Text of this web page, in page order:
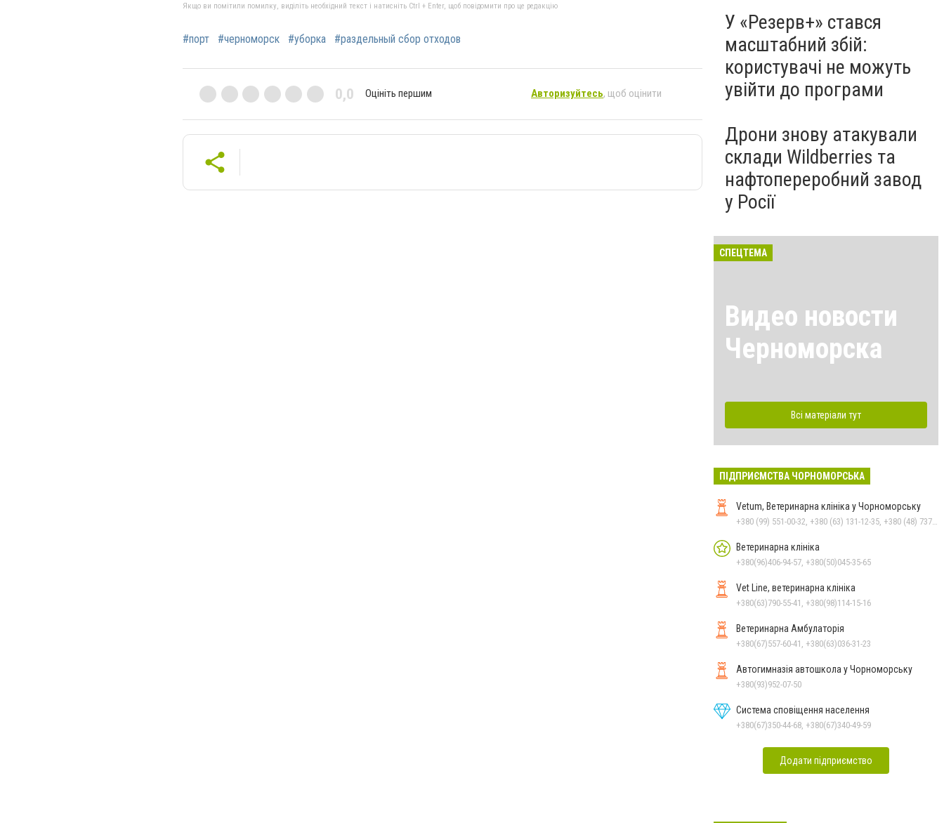
Якщо ви помітили помилку, виділіть необхідний текст і натисніть Ctrl + Enter, щоб повідомити про це редакцію
#порт #черноморск #уборка #раздельный сбор отходов
0,0 Оцініть першим Авторизуйтесь, щоб оцінити
У «Резерв+» стався
масштабний збій:
користувачі не можуть
увійти до програми
Дрони знову атакували
склади Wildberries та
нафтопереробний завод
у Росії
СПЕЦТЕМА
Видео новости
Черноморска
Всі матеріали тут
ПІДПРИЄМСТВА ЧОРНОМОРСЬКА
Vetum, Ветеринарна клініка у Чорноморську
Ветеринарна клініка
+380(96)406-94-57, +380(50)045-35-65
Vet Line, ветеринарна клініка
+380(63)790-55-41, +380(98)114-15-16
Ветеринарна Амбулаторія
+380(67)557-60-41, +380(63)036-31-23
Автогимназія автошкола у Чорноморську
+380(93)952-07-50
Система сповіщення населення
+380(67)350-44-68, +380(67)340-49-59
Додати підприємство